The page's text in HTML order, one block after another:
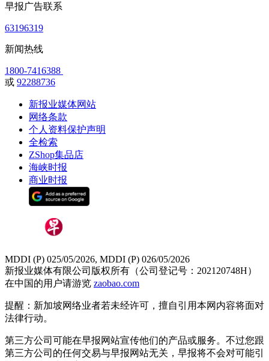
早报广告联系
63196319
新闻热线
1800-7416388
或 92288736
新报业媒体网站
网络条款
个人资料保护声明
全检索
ZShop集品店
海峡时报
商业时报
MDDI (P) 025/05/2026, MDDI (P) 026/05/2026
新报业媒体有限公司版权所有（公司登记号：202120748H）
在中国的用户请游览 zaobao.com
提醒：新加坡网络业者若未经许可，擅自引用本网内容将面对
法律行动。
第三方公司可能在早报网站宣传他们的产品或服务。不过您跟
第三方公司的任何交易与早报网站无关，早报将不会对可能引